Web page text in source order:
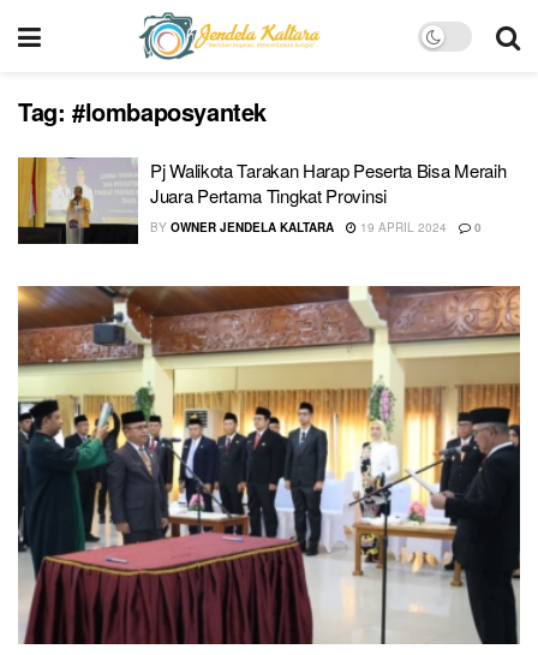
Tag: #lombaposyantek
Pj Walikota Tarakan Harap Peserta Bisa Meraih
Juara Pertama Tingkat Provinsi
BY OWNER JENDELA KALTARA 19 APRIL 2024 0